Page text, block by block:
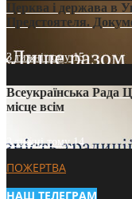
Церква і держава в
Предстоятеля.
3 тижні тому15
Всеукраїнська Рада
місце всім
3 тижні тому14
ПОЖЕРТВА
НАШ ТЕЛЕГРАМ